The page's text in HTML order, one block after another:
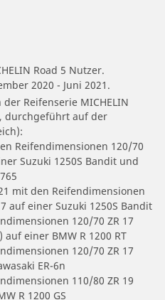
Road 5 Nutzer.
2020 - Juni 2021.
Reifenserie MICHELIN
durchgeführt auf der
Reifendimensionen 120/70
Suzuki 1250S Bandit und
mit den Reifendimensionen
auf einer Suzuki 1250S Bandit
120/70 ZR 17
auf einer BMW R 1200 RT
120/70 ZR 17
ER-6n
110/80 ZR 19
R 1200 GS